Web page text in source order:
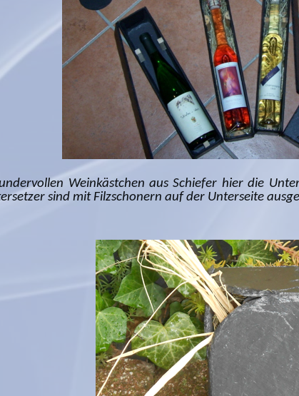
Weinkästchen aus Schiefer hier die
sind mit Filzschonern auf der Unterseite